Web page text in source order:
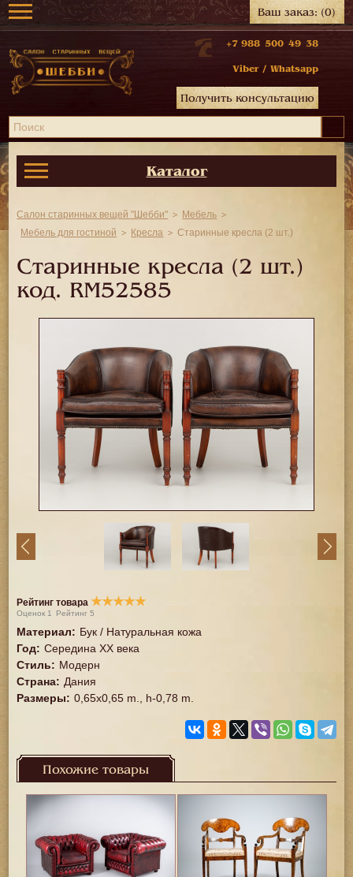
Ваш заказ:(0)
+7 988 500 49 38
Viber / Whatsapp
Получить консультацию
Каталог
Салон старинных вещей "Шебби"
Мебель
Мебель для гостиной
Кресла Старинные кресла (2 шт.)
Старинные кресла (2 шт.)
код. RM52585
Рейтинг товара ★★★★★
Оценок 1 Рейтинг5
Материал: Бук / Натуральная кожа
Год: Середина XX векa
Стиль: Модерн
Страна: Дания
Размеры: 0,65x0,65 m., h-0,78 m.
Похожие товары